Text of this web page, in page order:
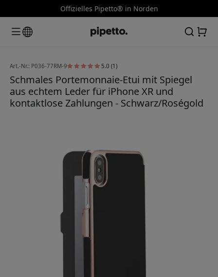
Offizielles Pipetto® in Norden
Art.-Nr.: P036-77RM-9 5.0 (1)
Schmales Portemonnaie-Etui mit Spiegel
aus echtem Leder für iPhone XR und
kontaktlose Zahlungen - Schwarz/Roségold